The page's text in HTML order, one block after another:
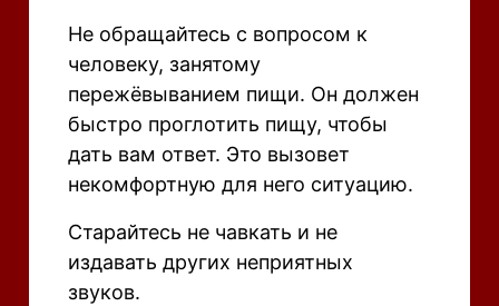
Не обращайтесь с вопросом к
человеку, занятому
пережёвыванием пищи. Он должен
быстро проглотить пищу, чтобы
дать вам ответ. Это вызовет
некомфортную для него ситуацию.
Старайтесь не чавкать и не
издавать других неприятных
звуков.